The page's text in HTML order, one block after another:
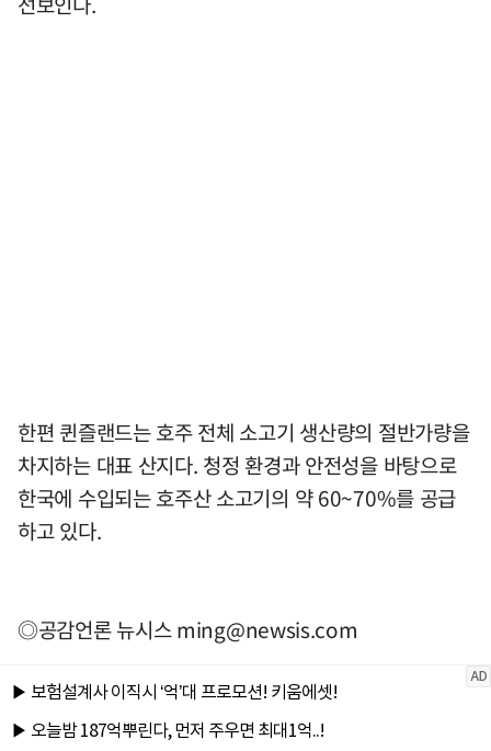
한편 퀸즐랜드는 호주 전체 소고기 생산량의 절반가량을
차지하는 대표 산지다. 청정 환경과 안전성을 바탕으로
한국에 수입되는 호주산 소고기의 약 60~70%를 공급
하고 있다.
◎공감언론 뉴시스ming@newsis.com